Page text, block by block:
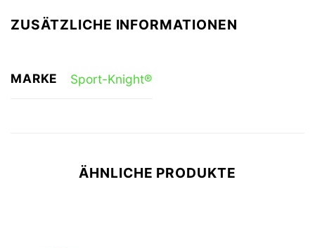
ZUSÄTZLICHE INFORMATIONEN
MARKE Sport-Knight®
ÄHNLICHE PRODUKTE